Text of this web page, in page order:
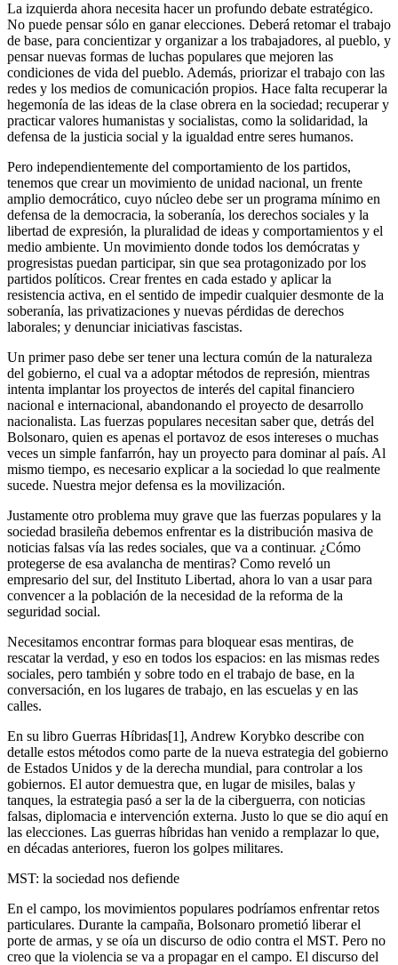
La izquierda ahora necesita hacer un profundo debate estratégico.
No puede pensar sólo en ganar elecciones. Deberá retomar el trabajo
de base, para concientizar y organizar a los trabajadores, al pueblo, y
pensar nuevas formas de luchas populares que mejoren las
condiciones de vida del pueblo. Además, priorizar el trabajo con las
redes y los medios de comunicación propios. Hace falta recuperar la
hegemonía de las ideas de la clase obrera en la sociedad; recuperar y
practicar valores humanistas y socialistas, como la solidaridad, la
defensa de la justicia social y la igualdad entre seres humanos.
Pero independientemente del comportamiento de los partidos,
tenemos que crear un movimiento de unidad nacional, un frente
amplio democrático, cuyo núcleo debe ser un programa mínimo en
defensa de la democracia, la soberanía, los derechos sociales y la
libertad de expresión, la pluralidad de ideas y comportamientos y el
medio ambiente. Un movimiento donde todos los demócratas y
progresistas puedan participar, sin que sea protagonizado por los
partidos políticos. Crear frentes en cada estado y aplicar la
resistencia activa, en el sentido de impedir cualquier desmonte de la
soberanía, las privatizaciones y nuevas pérdidas de derechos
laborales; y denunciar iniciativas fascistas.
Un primer paso debe ser tener una lectura común de la naturaleza
del gobierno, el cual va a adoptar métodos de represión, mientras
intenta implantar los proyectos de interés del capital financiero
nacional e internacional, abandonando el proyecto de desarrollo
nacionalista. Las fuerzas populares necesitan saber que, detrás del
Bolsonaro, quien es apenas el portavoz de esos intereses o muchas
veces un simple fanfarrón, hay un proyecto para dominar al país. Al
mismo tiempo, es necesario explicar a la sociedad lo que realmente
sucede. Nuestra mejor defensa es la movilización.
Justamente otro problema muy grave que las fuerzas populares y la
sociedad brasileña debemos enfrentar es la distribución masiva de
noticias falsas vía las redes sociales, que va a continuar. ¿Cómo
protegerse de esa avalancha de mentiras? Como reveló un
empresario del sur, del Instituto Libertad, ahora lo van a usar para
convencer a la población de la necesidad de la reforma de la
seguridad social.
Necesitamos encontrar formas para bloquear esas mentiras, de
rescatar la verdad, y eso en todos los espacios: en las mismas redes
sociales, pero también y sobre todo en el trabajo de base, en la
conversación, en los lugares de trabajo, en las escuelas y en las
calles.
En su libro Guerras Híbridas[1], Andrew Korybko describe con
detalle estos métodos como parte de la nueva estrategia del gobierno
de Estados Unidos y de la derecha mundial, para controlar a los
gobiernos. El autor demuestra que, en lugar de misiles, balas y
tanques, la estrategia pasó a ser la de la ciberguerra, con noticias
falsas, diplomacia e intervención externa. Justo lo que se dio aquí en
las elecciones. Las guerras híbridas han venido a remplazar lo que,
en décadas anteriores, fueron los golpes militares.
MST: la sociedad nos defiende
En el campo, los movimientos populares podríamos enfrentar retos
particulares. Durante la campaña, Bolsonaro prometió liberar el
porte de armas, y se oía un discurso de odio contra el MST. Pero no
creo que la violencia se va a propagar en el campo. El discurso del